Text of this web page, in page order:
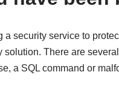
a security service to
solution. There are
a SQL command or